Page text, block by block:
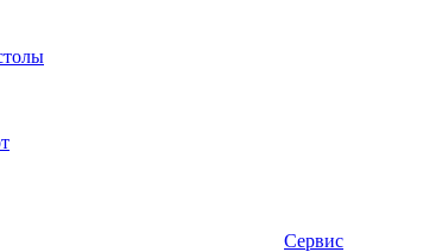
Сервис